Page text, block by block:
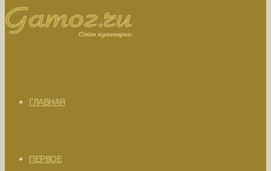
ГЛАВНАЯ
ПЕРВОЕ